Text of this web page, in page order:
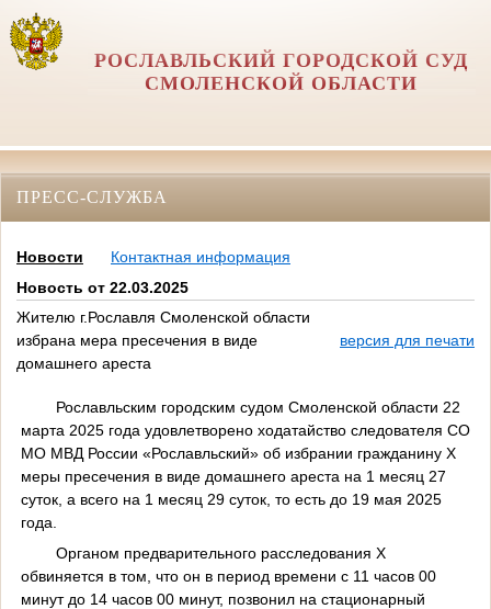
РОСЛАВЛЬСКИЙ ГОРОДСКОЙ СУД
СМОЛЕНСКОЙ ОБЛАСТИ
ПРЕСС-СЛУЖБА
Новости
Контактная информация
Новость от 22.03.2025
Жителю г.Рославля Смоленской области
избрана мера пресечения в виде
домашнего ареста
версия для печати
Рославльским городским судом Смоленской области 22
марта 2025 года удовлетворено ходатайство следователя СО
МО МВД России «Рославльский» об избрании гражданину Х
меры пресечения в виде домашнего ареста на 1 месяц 27
суток, а всего на 1 месяц 29 суток, то есть до 19 мая 2025
года.
Органом предварительного расследования Х
обвиняется в том, что он в период времени с 11 часов 00
минут до 14 часов 00 минут, позвонил на стационарный